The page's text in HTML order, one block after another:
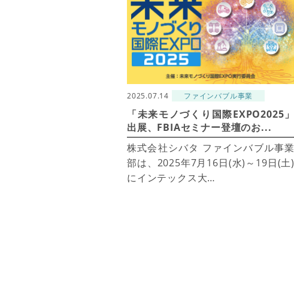
2025.07.14 ファインバブル事業
「未来モノづくり国際EXPO2025」
出展、FBIAセミナー登壇のお...
株式会社シバタ ファインバブル事業
部は、2025年7月16日(水)～19日(土)
にインテックス大…